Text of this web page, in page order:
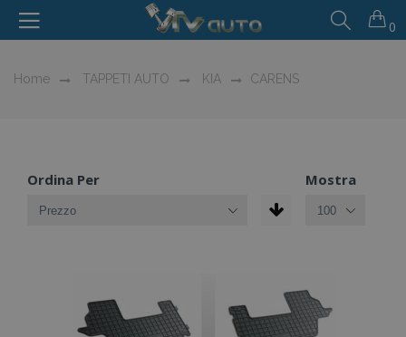
0
Home TAPPETI AUTO KIA CARENS
Ordina Per Mostra